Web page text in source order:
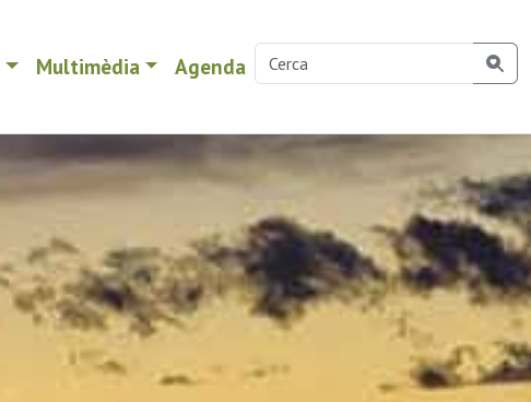
Multimèdia Agenda